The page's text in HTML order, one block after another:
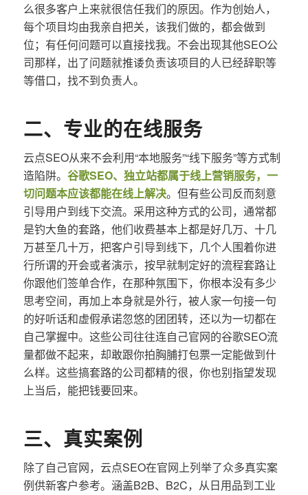
么很多客户上来就很信任我们的原因。作为创始人，
每个项目均由我亲自把关，该我们做的，都会做到
位；有任何问题可以直接找我。不会出现其他SEO公
司那样，出了问题就推诿负责该项目的人已经辞职等
等借口，找不到负责人。
二、专业的在线服务
云点SEO从来不会利用“本地服务”“线下服务”等方式制
造陷阱。 谷歌SEO、独立站都属于线上营销服务，一
切问题本应该都能在线上解决。但有些公司反而刻意
引导用户到线下交流。采用这种方式的公司，通常都
是钓大鱼的套路，他们收费基本上都是好几万、十几
万甚至几十万，把客户引导到线下，几个人围着你进
行所谓的开会或者演示，按早就制定好的流程套路让
你跟他们签单合作，在那种氛围下，你根本没有多少
思考空间，再加上本身就是外行，被人家一句接一句
的好听话和虚假承诺忽悠的团团转，还以为一切都在
自己掌握中。这些公司往往连自己官网的谷歌SEO流
量都做不起来，却敢跟你拍胸脯打包票一定能做到什
么样。这些搞套路的公司都精的很，你也别指望发现
上当后，能把钱要回来。
三、真实案例
除了自己官网，云点SEO在官网上列举了众多真实案
例供新客户参考。涵盖B2B、B2C，从日用品到工业